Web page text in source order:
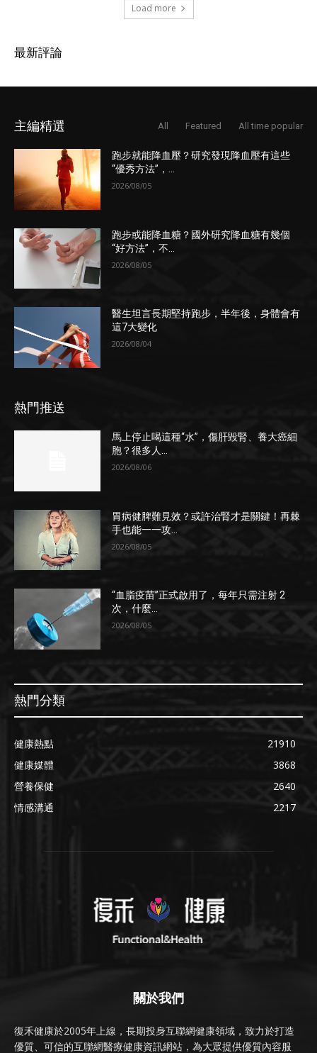
Load more
最新評論
主編精選 All Featured All time popular
跑步就能降血壓？研究發現降血壓有這些
“優秀方法”，...
2026/08/05
跑步或能降血糖？國外研究降血糖有幾個
“好方法”，不...
2026/08/05
醫生坦言長期堅持跑步，半年後，身體會有
這7大變化
2026/08/04
熱門推送
馬上停止喝這種“水”，傷肝毀腎、養大癌細
胞？很多人...
2026/08/06
胃病健脾難見效？或許治腎才是關鍵！再棘
手也能一一攻...
2026/08/05
“血脂疫苗”正式啟用了，每年只需注射 2
次，什麼...
2026/08/05
熱門分類
健康熱點
21910
健康媒體
3868
營養保健
2640
情感溝通
2217
關於我們
復禾健康於2005年上線，長期投身互聯網健康領域，致力於打造
優質、可信的互聯網醫療健康資訊網站，為大眾提供優質內容服